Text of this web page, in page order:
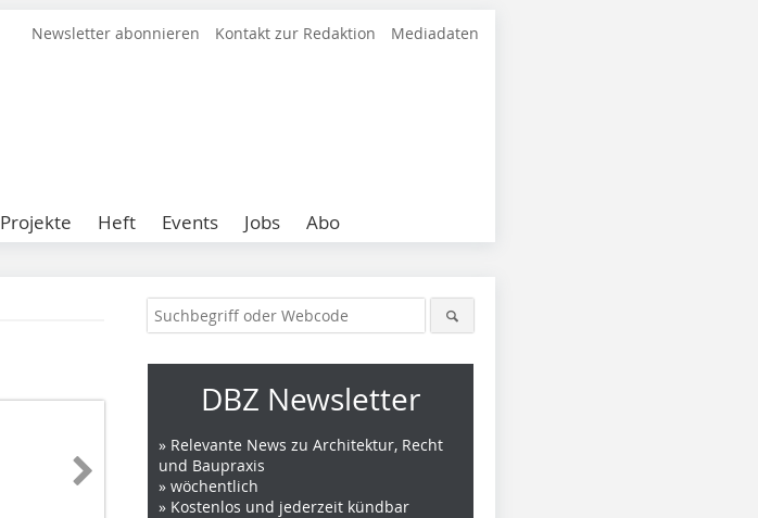
Newsletter abonnieren Kontakt zur Redaktion Mediadaten
Projekte Heft Events Jobs Abo
DBZ Newsletter
» Relevante News zu Architektur, Recht
und Baupraxis
» wöchentlich
» Kostenlos und jederzeit kündbar